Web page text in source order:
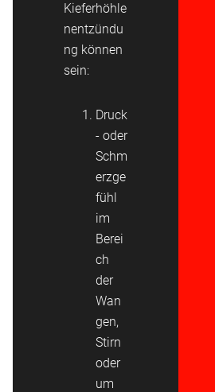
Kieferhöhle
nentzündu
ng können
sein:
Druck
- oder
Schm
erzge
fühl
im
Berei
ch
der
Wan
gen,
Stirn
oder
um